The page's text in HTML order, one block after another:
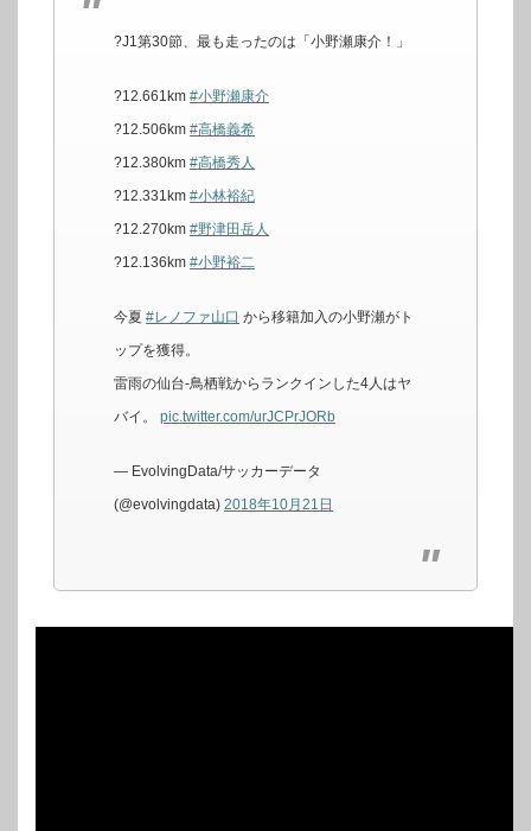
?J1第30節、最も走ったのは「小野瀬康介！」
?12.661km #小野瀬康介
?12.506km #高橋義希
?12.380km #高橋秀人
?12.331km #小林裕紀
?12.270km #野津田岳人
?12.136km #小野裕二
今夏 #レノファ山口 から移籍加入の小野瀬がト
ップを獲得。
雷雨の仙台-鳥栖戦からランクインした4人はヤ
バイ。 pic.twitter.com/urJCPrJORb
— EvolvingData/サッカーデータ
(@evolvingdata) 2018年10月21日